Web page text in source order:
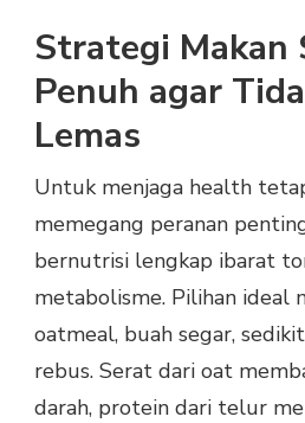
Strategi Makan
Penuh agar
Lemas
Untuk menjaga health
memegang peranan
bernutrisi lengkap ibarat
metabolisme. Pilihan ideal
oatmeal, buah segar,
rebus. Serat dari oat
darah, protein dari telur